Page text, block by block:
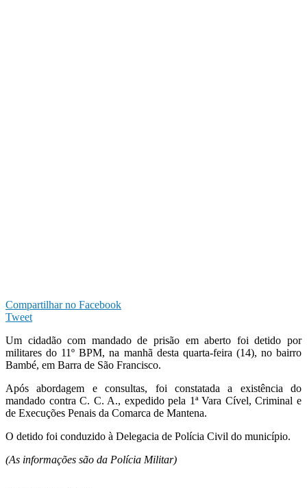
Compartilhar no Facebook
Tweet
Um cidadão com mandado de prisão em aberto foi detido por
militares do 11º BPM, na manhã desta quarta-feira (14), no bairro
Bambé, em Barra de São Francisco.
Após abordagem e consultas, foi constatada a existência do
mandado contra C. C. A., expedido pela 1ª Vara Cível, Criminal e
de Execuções Penais da Comarca de Mantena.
O detido foi conduzido à Delegacia de Polícia Civil do município.
(As informações são da Polícia Militar)